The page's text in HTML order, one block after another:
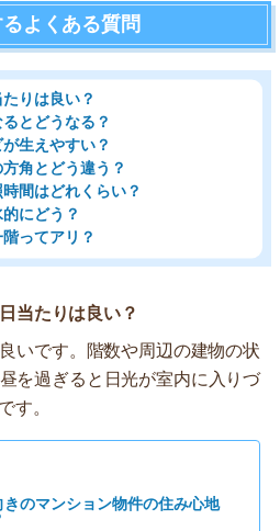
よくある質問
りは良い？
とどうなる？
生えやすい？
角とどう違う？
間はどれくらい？
にどう？
ってアリ？
当たりは良い？
いです。階数や周辺の建物の状
を過ぎると日光が室内に入りづ
す。
きのマンション物件の住み心地